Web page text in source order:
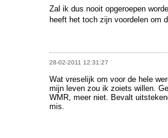
Zal ik dus nooit opgeroepen
heeft het toch zijn voordelen om
28-02-2011 12:31:27
Wat vreselijk om voor de hele
mijn leven zou ik zoiets willen.
WMR, meer niet. Bevalt
mis.